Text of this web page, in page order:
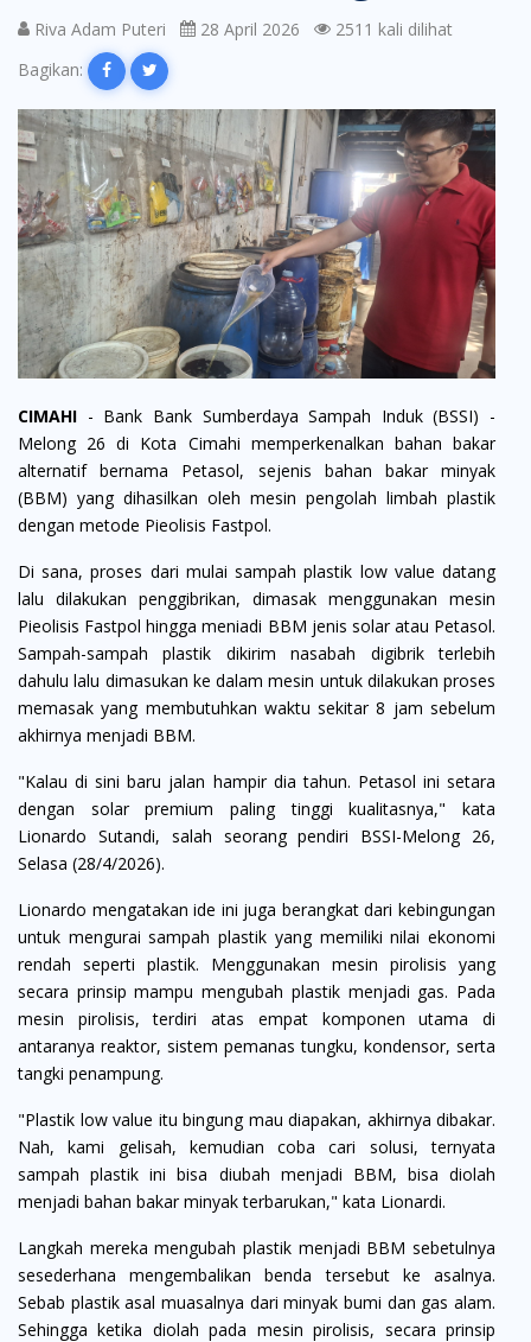
Riva Adam Puteri 28 April 2026
2511 kali dilihat
Bagikan:
CIMAHI - Bank Bank Sumberdaya Sampah Induk (BSSI) -
Melong 26 di Kota Cimahi memperkenalkan bahan bakar
alternatif bernama Petasol, sejenis bahan bakar minyak
(BBM) yang dihasilkan oleh mesin pengolah limbah plastik
dengan metode Pieolisis Fastpol.
Di sana, proses dari mulai sampah plastik low value datang
lalu dilakukan penggibrikan, dimasak menggunakan mesin
Pieolisis Fastpol hingga meniadi BBM jenis solar atau Petasol.
Sampah-sampah plastik dikirim nasabah digibrik terlebih
dahulu lalu dimasukan ke dalam mesin untuk dilakukan proses
memasak yang membutuhkan waktu sekitar 8 jam sebelum
akhirnya menjadi BBM.
"Kalau di sini baru jalan hampir dia tahun. Petasol ini setara
dengan solar premium paling tinggi kualitasnya," kata
Lionardo Sutandi, salah seorang pendiri BSSI-Melong 26,
Selasa (28/4/2026).
Lionardo mengatakan ide ini juga berangkat dari kebingungan
untuk mengurai sampah plastik yang memiliki nilai ekonomi
rendah seperti plastik. Menggunakan mesin pirolisis yang
secara prinsip mampu mengubah plastik menjadi gas. Pada
mesin pirolisis, terdiri atas empat komponen utama di
antaranya reaktor, sistem pemanas tungku, kondensor, serta
tangki penampung.
"Plastik low value itu bingung mau diapakan, akhirnya dibakar.
Nah, kami gelisah, kemudian coba cari solusi, ternyata
sampah plastik ini bisa diubah menjadi BBM, bisa diolah
menjadi bahan bakar minyak terbarukan," kata Lionardi.
Langkah mereka mengubah plastik menjadi BBM sebetulnya
sesederhana mengembalikan benda tersebut ke asalnya.
Sebab plastik asal muasalnya dari minyak bumi dan gas alam.
Sehingga ketika diolah pada mesin pirolisis, secara prinsip